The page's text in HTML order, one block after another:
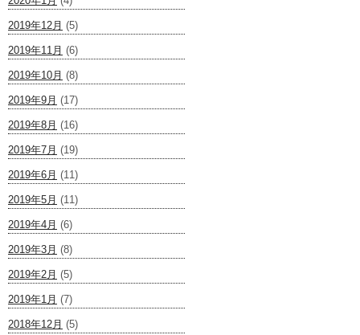
2019年12月 (5)
2019年11月 (6)
2019年10月 (8)
2019年9月 (17)
2019年8月 (16)
2019年7月 (19)
2019年6月 (11)
2019年5月 (11)
2019年4月 (6)
2019年3月 (8)
2019年2月 (5)
2019年1月 (7)
2018年12月 (5)